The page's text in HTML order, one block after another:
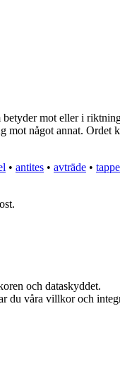
mot eller i
något annat. Ordet
• antites • avträde •
och dataskyddet.
du våra villkor och